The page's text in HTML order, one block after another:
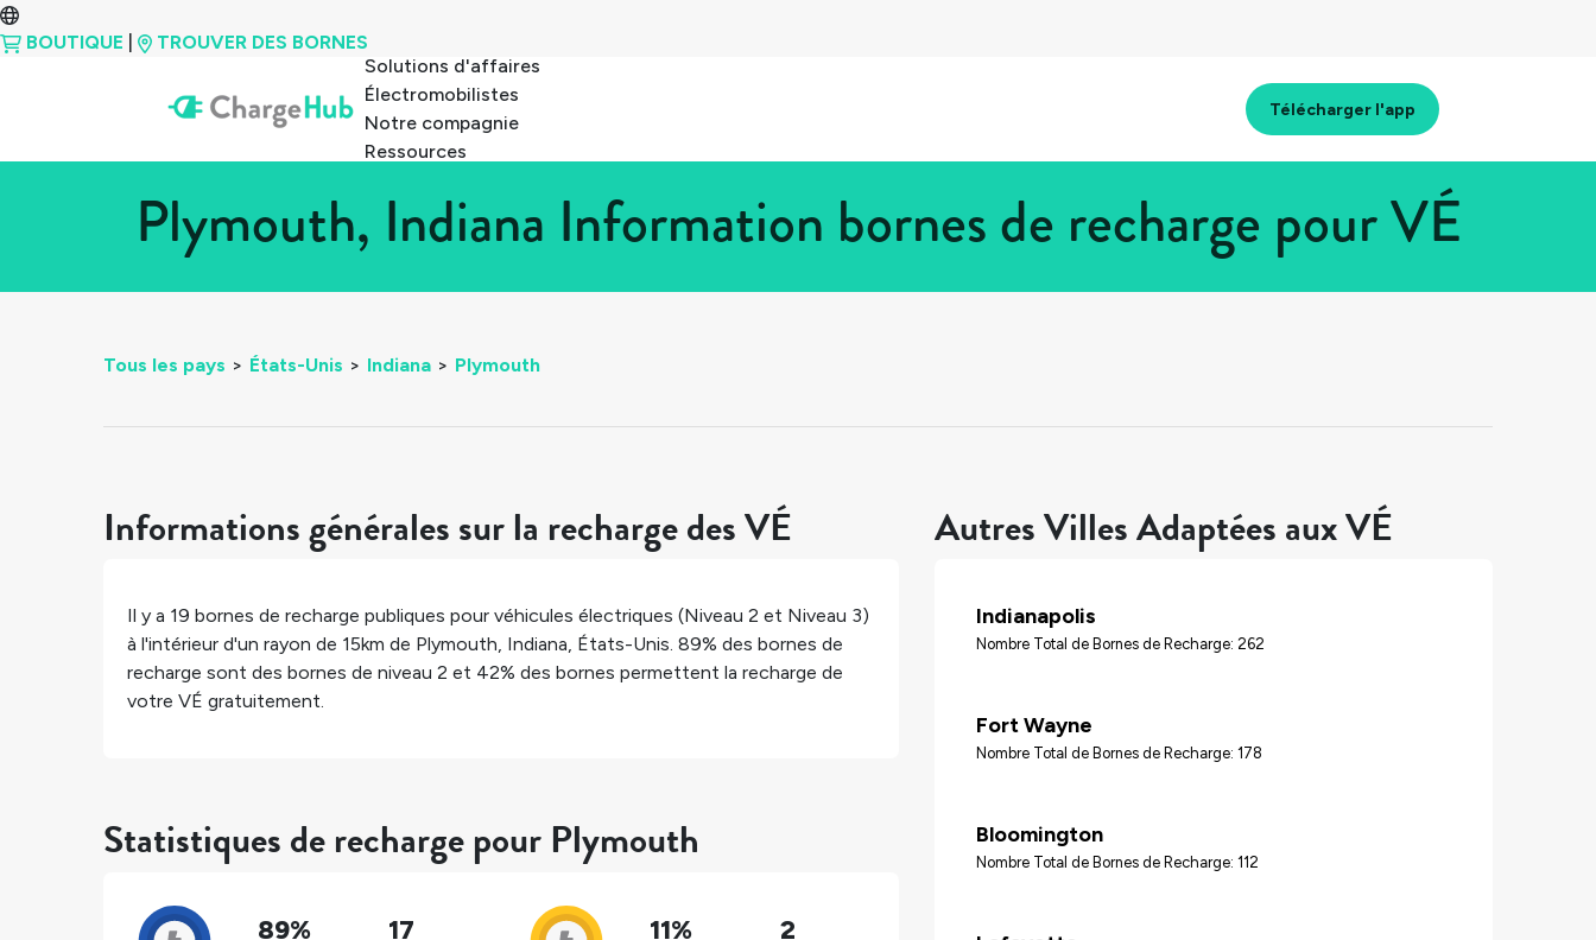
BOUTIQUE
TROUVER DES BORNES
Solutions d'affaires
Électromobilistes
Notre compagnie
Ressources
Télécharger l'app
Plymouth, Indiana Information bornes de recharge pour VÉ
Tous les pays > États-Unis > Indiana > Plymouth
Informations générales sur la recharge des VÉ
Il y a 19 bornes de recharge publiques pour véhicules électriques (Niveau 2 et Niveau 3)
à l'intérieur d'un rayon de 15km de Plymouth, Indiana, États-Unis. 89% des bornes de
recharge sont des bornes de niveau 2 et 42% des bornes permettent la recharge de
votre VÉ gratuitement.
Statistiques de recharge pour Plymouth
89% 17 11% 2
Autres Villes Adaptées aux VÉ
Indianapolis
Nombre Total de Bornes de Recharge: 262
Fort Wayne
Nombre Total de Bornes de Recharge: 178
Bloomington
Nombre Total de Bornes de Recharge: 112